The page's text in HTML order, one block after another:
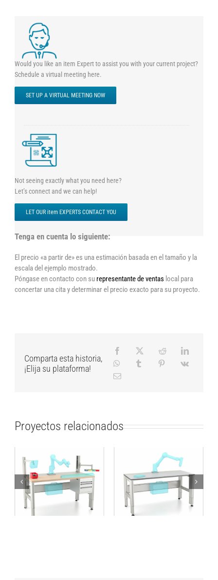
Would you like an item Expert to assist you with your current project?
Schedule a virtual meeting here.
SET UP A VIRTUAL MEETING NOW
Not seeing exactly what you need here?
Let’s connect and we can help!
LET OUR item EXPERTS CONTACT YOU
Tenga en cuenta lo siguiente:
El precio «a partir de» es una estimación basada en el tamaño y la
escala del ejemplo mostrado.
Póngase en contacto con su representante de ventas local para
concertar una cita y determinar el precio exacto para su proyecto.
Comparta esta historia,
¡Elija su plataforma!
Proyectos relacionados
Mesa de trabajo para
la integración de
Mesa de trabajo para
aplicaciones
colaborativas